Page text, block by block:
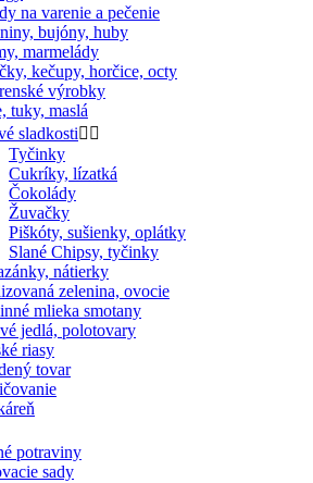
na varenie a pečenie
bujóny, huby
marmelády
kečupy, horčice, octy
výrobky
tuky, maslá
sladkosti 
Tyčinky
Cukríky, lízatká
Čokolády
Žuvačky
Piškóty, sušienky, oplátky
Slané Chipsy, tyčinky
nátierky
zelenina, ovocie
mlieka smotany
jedlá, polotovary
riasy
tovar
potraviny
sady